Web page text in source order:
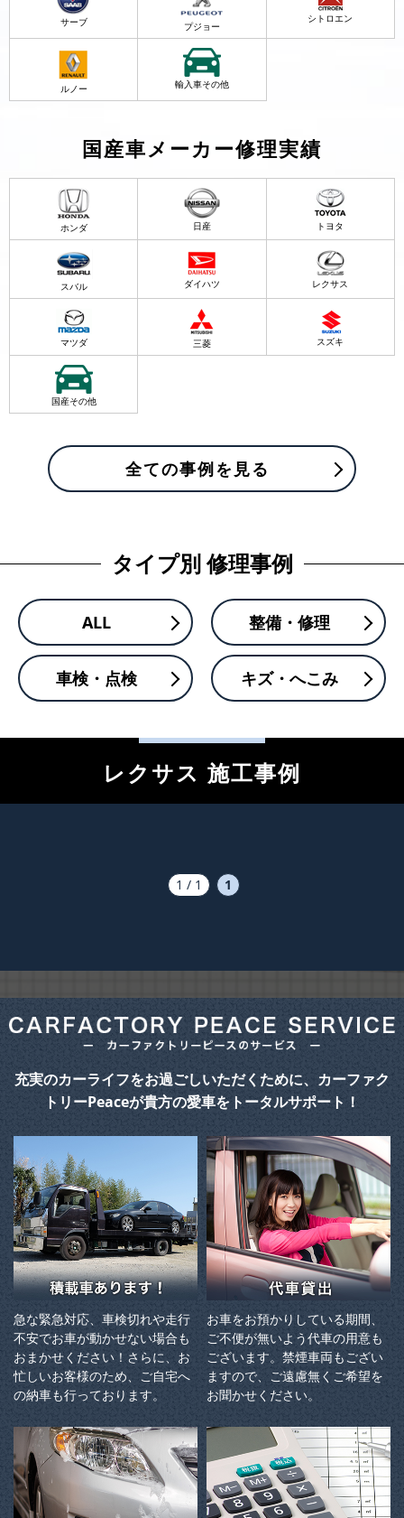
サーブ プジョー
シトロエン
ルノー 輸入車その他
国産車メーカー修理実績
ホンダ 日産 トヨタ
スバル ダイハツ レクサス
マツダ 三菱 スズキ
国産その他
全ての事例を見る
タイプ別 修理事例
ALL 整備・修理
車検・点検 キズ・へこみ
レクサス 施工事例
1 / 1 1
充実のカーライフをお過ごしいただくために、カーファク
トリーPeaceが貴方の愛車をトータルサポート！
急な緊急対応、車検切れや走行
不安でお車が動かせない場合も
おまかせください！さらに、お
忙しいお客様のため、ご自宅へ
の納⾞も⾏っております。
お車をお預かりしている期間、
ご不便が無いよう代車の用意も
ございます。禁煙車両もござい
ますので、ご遠慮無くご希望を
お聞かせください。